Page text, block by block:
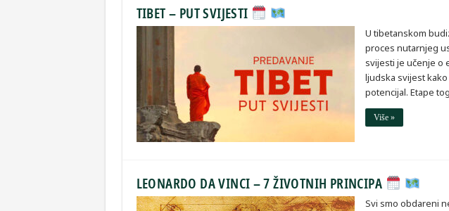
TIBET – PUT SVIJESTI
U tibetanskom
proces nutarnjeg
svijesti je učenje o
ljudska svijest
potencijal. Etape
Više »
LEONARDO DA VINCI – 7 ŽIVOTNIH PRINCIPA
Svi smo obdareni